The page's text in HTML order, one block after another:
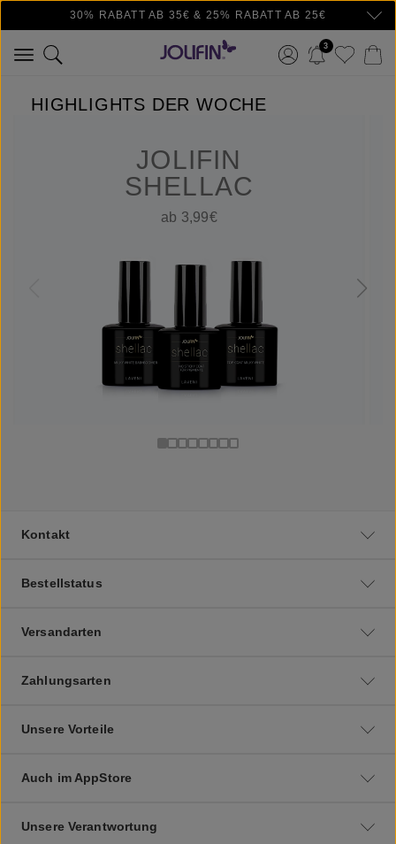
Zum Hauptinhalt springen
30% RABATT AB 35€ & 25% RABATT AB 25€
3
HIGHLIGHTS DER WOCHE
JOLIFIN
SHELLAC
ab 3,99€
Kontakt
Bestellstatus
Versandarten
Zahlungsarten
Unsere Vorteile
Auch im AppStore
Unsere Verantwortung